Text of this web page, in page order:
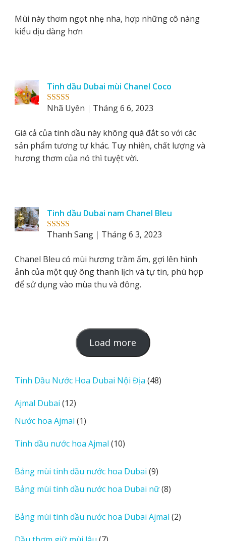
Mùi này thơm ngọt nhẹ nha, hợp những cô nàng
kiểu dịu dàng hơn
Rated5out
Tinh dầu Dubai mùi Chanel Coco
Nhã Uyên
Tháng 6 6, 2023
Giá cả của tinh dầu này không quá đắt so với các
sản phẩm tương tự khác. Tuy nhiên, chất lượng và
hương thơm của nó thì tuyệt vời.
Rated5out
Tinh dầu Dubai nam Chanel Bleu
Thanh Sang
Tháng 6 3, 2023
Chanel Bleu có mùi hương trầm ấm, gợi lên hình
ảnh của một quý ông thanh lịch và tự tin, phù hợp
để sử dụng vào mùa thu và đông.
Load more
o
d
v
e
s
Tinh Dầu Nước Hoa Dubai Nội Địa 4848
Ajmal Dubai 1212
sản
phẩm
Nước hoa Ajmal 11
phẩm
Tinh dầu nước hoa Ajmal 1010
phẩm
Bảng mùi tinh dầu nước hoa Dubai 99
sản
phẩm
Bảng mùi tinh dầu nước hoa Dubai nữ 88
phẩm
Bảng mùi tinh dầu nước hoa Dubai Ajmal 22